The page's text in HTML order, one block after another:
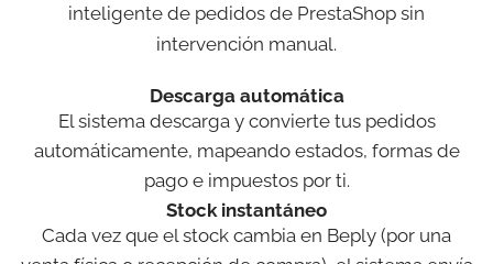
inteligente de pedidos de PrestaShop sin
intervención manual.
Descarga automática
El sistema descarga y convierte tus pedidos
automáticamente, mapeando estados, formas de
pago e impuestos por ti.
Stock instantáneo
Cada vez que el stock cambia en Beply (por una